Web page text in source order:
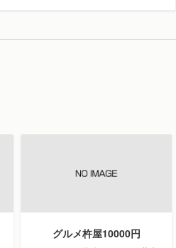
グルメ杵屋10000円